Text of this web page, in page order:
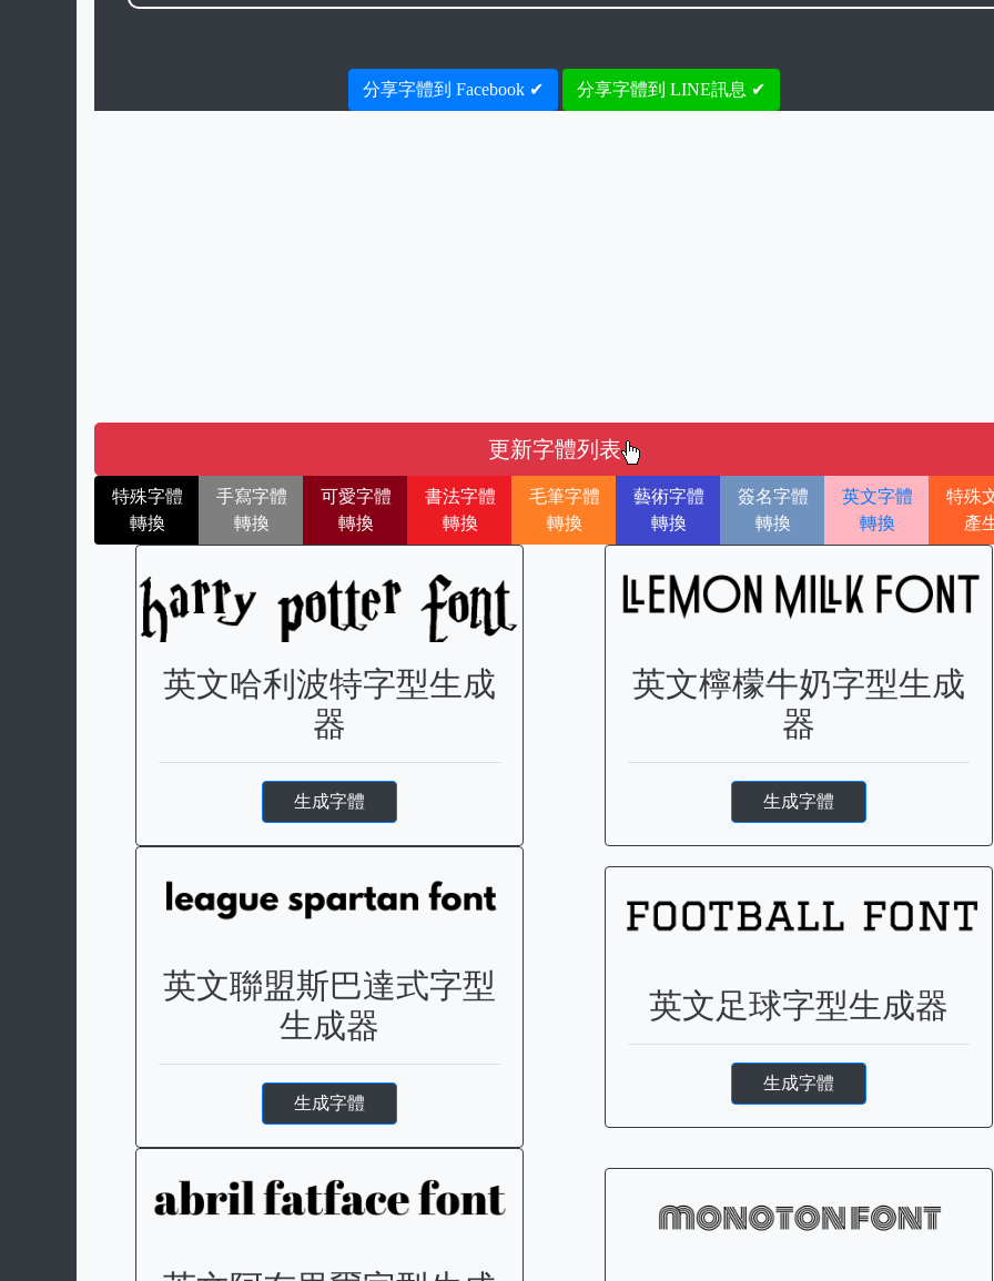
分享字體到 Facebook ✔ 分享字體到 LINE訊息 ✔
更新字體列表
特殊字體
轉換
手寫字體
轉換
可愛字體
轉換
書法字體
轉換
毛筆字體
轉換
藝術字體
轉換
簽名字體
轉換
英文字體
轉換
特殊
產
英文哈利波特字型生成
器
生成字體
英文檸檬牛奶字型生成
器
生成字體
英文聯盟斯巴達式字型
生成器
生成字體
英文足球字型生成器
生成字體